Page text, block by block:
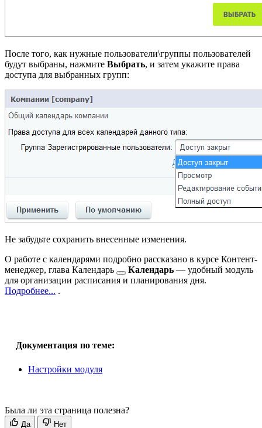
После того, как нужные пользователи\группы пользователей
будут выбраны, нажмите Выбрать, и затем укажите права
доступа для выбранных групп:
Не забудьте сохранить внесенные изменения.
О работе с календарями подробно рассказано в курсе Контент-
менеджер, глава Календарь Календарь — удобный модуль
для организации расписания и планирования дня.
Подробнее... .
Документация по теме:
Настройки модуля
Была ли эта страница полезна?
Да Нет